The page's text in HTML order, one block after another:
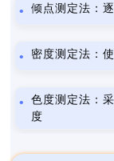
倾点测定法：
密度测定法：
色度测定法：
度